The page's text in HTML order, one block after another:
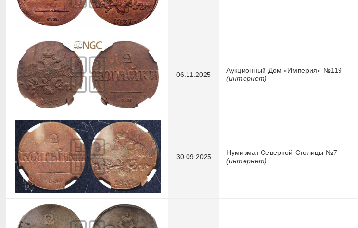
06.11.2025
Аукционный Дом «Империя» №119
(интернет)
30.09.2025
Нумизмат Северной Столицы №7
(интернет)